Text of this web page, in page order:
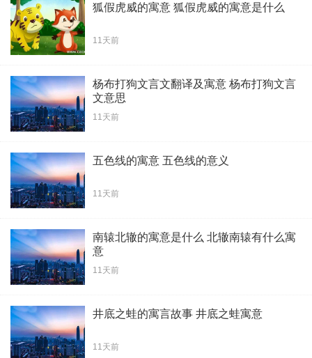
狐假虎威的寓意 狐假虎威的寓意是什么
11天前
杨布打狗文言文翻译及寓意 杨布打狗文言
文意思
11天前
五色线的寓意 五色线的意义
11天前
南辕北辙的寓意是什么 北辙南辕有什么寓
意
11天前
井底之蛙的寓言故事 井底之蛙寓意
11天前